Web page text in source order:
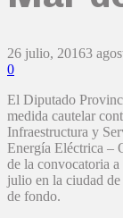
26 julio, 20163
0
El Diputado
medida cautelar
Infraestructura y
Energía Eléctrica –
de la convocatoria
julio en la ciudad de
de fondo.